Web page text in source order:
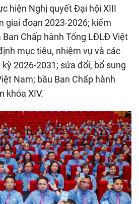
hiện Nghị quyết Đại hội XIII
giai đoạn 2023-2026; kiểm
Chấp hành Tổng LĐLĐ Việt
mục tiêu, nhiệm vụ và các
2026-2031; sửa đổi, bổ sung
Nam; bầu Ban Chấp hành
khóa XIV.